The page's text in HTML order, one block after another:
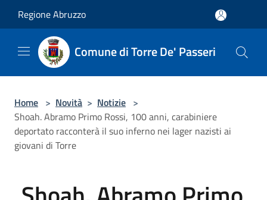
Regione Abruzzo
Comune di Torre De' Passeri
Home > Novità > Notizie >
Shoah. Abramo Primo Rossi, 100 anni, carabiniere
deportato racconterà il suo inferno nei lager nazisti ai
giovani di Torre